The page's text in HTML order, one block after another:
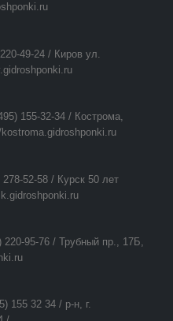
49-24 / Киров ул.
155-32-34 / Кострома,
52-58 / Курск 50 лет
95-76 / Трубный пр., 17Б,
155 32 34 / р-н, г.